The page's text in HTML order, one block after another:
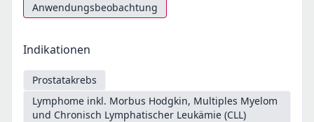
Anwendungsbeobachtung
Indikationen
Prostatakrebs
Lymphome inkl. Morbus Hodgkin, Multiples Myelom
und Chronisch Lymphatischer Leukämie (CLL)